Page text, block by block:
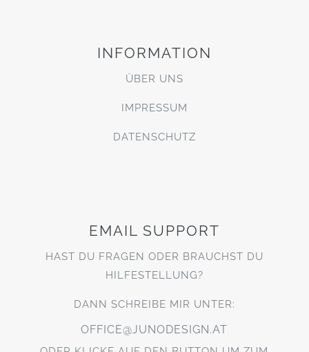
INFORMATION
ÜBER UNS
IMPRESSUM
DATENSCHUTZ
EMAIL SUPPORT
HAST DU FRAGEN ODER BRAUCHST DU
HILFESTELLUNG?
DANN SCHREIBE MIR UNTER:
OFFICE@JUNODESIGN.AT